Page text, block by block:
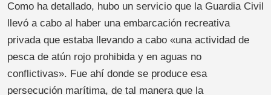
Como ha detallado, hubo un servicio que la Guardia Civil
llevó a cabo al haber una embarcación recreativa
privada que estaba llevando a cabo «una actividad de
pesca de atún rojo prohibida y en aguas no
conflictivas». Fue ahí donde se produce esa
persecución marítima, de tal manera que la